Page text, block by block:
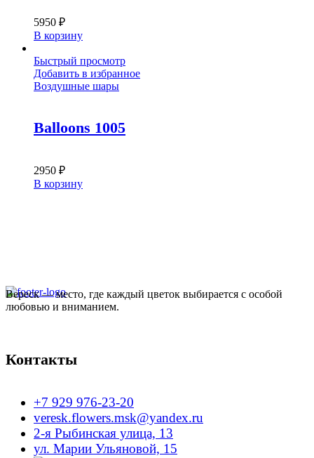
5950 ₽
В корзину
Быстрый просмотр
Добавить в избранное
Воздушные шары
Balloons 1005
2950 ₽
В корзину
Вереск — место, где каждый цветок выбирается с особой
любовью и вниманием.
Контакты
+7 929 976-23-20
veresk.flowers.msk@yandex.ru
2-я Рыбинская улица, 13
ул. Марии Ульяновой, 15